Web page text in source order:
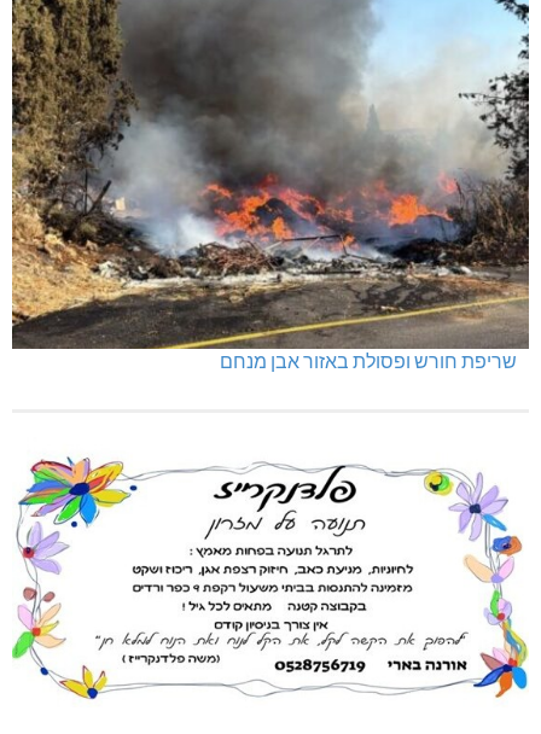
שריפת חורש ופסולת באזור אבן מנחם